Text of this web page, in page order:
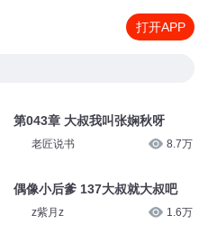
打开APP
第043章 大叔我叫张娴秋呀
老匠说书 8.7万
偶像小后爹 137大叔就大叔吧
z紫月z 1.6万